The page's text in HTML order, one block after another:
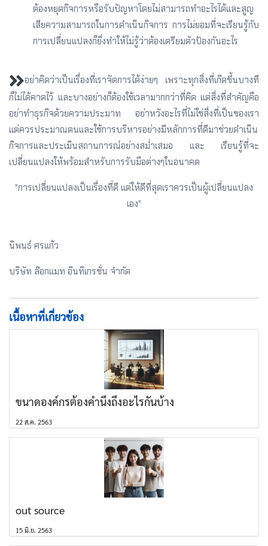
ต้องหยุดกิจการหรือรับปัญหาโดยไม่สามารถทำอะไรได้และสูญ
เสียความสามารถในการดำเนินกิจการ การไม่ยอมที่จะเรียนรู้กับ
การเปลี่ยนแปลงก็ยิ่งทำให้ไม่รู้ว่าต้องเตรียมตัวป้องกันอะไร
อย่าคิดว่าเป็นเรื่องที่เราจัดการได้ง่ายๆ เพราะทุกสิ่งที่เกิดขึ้นบางที
ก็ไม่ได้คาดไว้ และบางอย่างก็ต้องใช้เวลามากกว่าที่คิด แต่สิ่งที่สำคัญคือ
อย่าทำธุรกิจด้วยความประมาท อย่าหวังอะไรที่ไม่ใช่สิ่งที่เป็นของเรา
แต่ควรประมาณตนและใช้การบริหารอย่างมีหลักการที่ดีมาช่วยดำเนิน
กิจการและประเมินสถานการณ์อย่างสม่ำเสมอ และ เรียนรู้ที่จะ
เปลี่ยนแปลงให้พร้อมสำหรับการรับมือต่างๆในอนาคต
"การเปลี่ยนแปลงเป็นเรื่องที่ดี แต่ให้ดีที่สุดเราควรเป็นผู้เปลี่ยนแปลง
เอง"
นิพนธ์ ศรแก้ว
บริษัท ล๊อกแมท อินทิเกรชั่น จำกัด
เนื้อหาที่เกี่ยวข้อง
ขนาดองค์กรต้องคำนึงถึงอะไรกันบ้าง
22 ส.ค. 2563
out source
15 มิ.ย. 2563